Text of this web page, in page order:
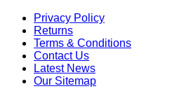
Privacy Policy
Returns
Terms & Conditions
Contact Us
Latest News
Our Sitemap